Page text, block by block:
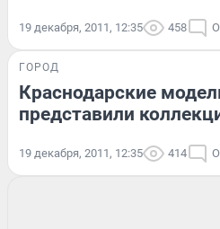
19 декабря, 2011, 12:35 458
ГОРОД
Краснодарские
представили
19 декабря, 2011, 12:35 414